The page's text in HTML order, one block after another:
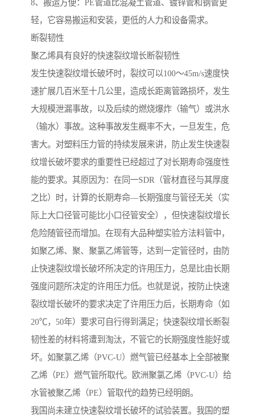
8、搬运方便：PE管道比混凝土管道、镀锌管和钢管更
轻，它容易搬运和安装，更低的人力和设备需求。
断裂韧性
聚乙烯具有良好的快速裂纹增长断裂韧性
发生快速裂纹增长破坏时，裂纹可以100～45m/s速度快
速扩展几百米至十几公里，造成长距离管路损坏，发生
大规模泄漏事故，以及后续的燃烧爆炸（输气）或洪水
（输水）事故。这种事故发生概率不大，一旦发生，危
害大。对塑料压力管的持续发展来讲，防止发生快速裂
纹增长破坏要求的重要性已经超过了对长期寿命强度性
能的要求。其原因为：在同一SDR（管材直径与其厚度
之比）时，计算的长期寿命—长期强度与管径无关（实
际上大口径管可能比小口径管安全），但快速裂纹增长
危险随管径而增加。在现有大品种塑实验方法料管中，
如聚乙烯、聚、聚氯乙烯管等，达到一定管径时，由防
止快速裂纹增长破坏所决定的许用压力，总是比由长期
强度问题所决定的许用压力低。也就是说，按防止快速
裂纹增长破坏的要求决定了许用压力后，长期寿命（如
20℃，50年）要求可自行得到满足；快速裂纹增长断裂
韧性差的材料将遭到淘汰，不管它的长期强度性能好或
坏。如聚氯乙烯（PVC-U）燃气管已经基本上全部被聚
乙烯（PE）燃气管所取代。欧洲聚氯乙烯（PVC-U）给
水管被聚乙烯（PE）管取代的趋势已经明朗。
我国尚未建立快速裂纹增长破坏的试验装置。我国的塑